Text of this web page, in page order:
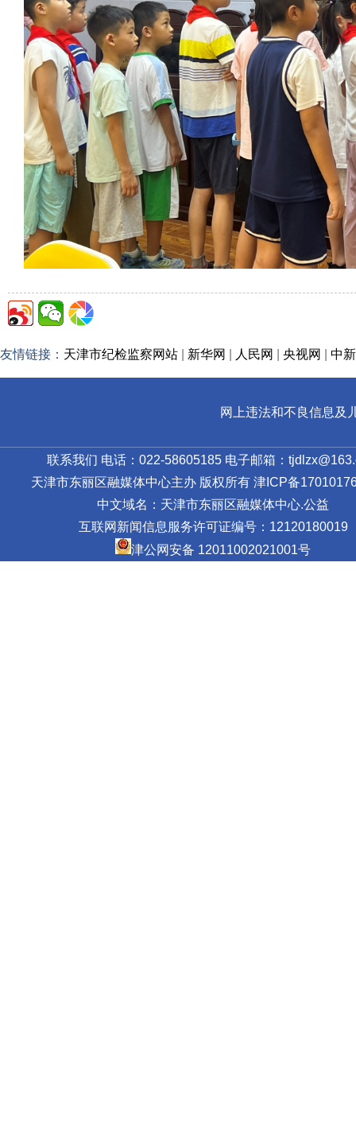
友情链接： 天津市纪检监察网站 新华网 人民网 央视网 中
网上违法和不良信息及
联系我们 电话：022-58605185 电子邮箱：
天津市东丽区融媒体中心主办 版权所有 津ICP备
中文域名：天津市东丽区融媒体中心.公益
互联网新闻信息服务许可证编号：12120180019
津公网安备 12011002021001号